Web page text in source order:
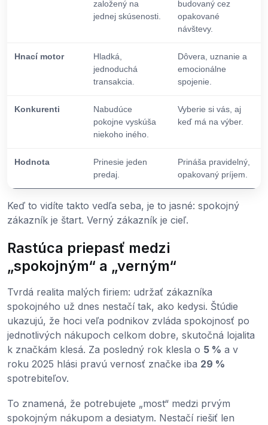
založený na
jednej skúsenosti.
budovaný cez
opakované
návštevy.
Hnací motor
Hladká,
jednoduchá
transakcia.
Dôvera, uznanie a
emocionálne
spojenie.
Konkurenti
Nabudúce
pokojne vyskúša
niekoho iného.
Vyberie si vás, aj
keď má na výber.
Hodnota
Prinesie jeden
predaj.
Prináša pravidelný,
opakovaný príjem.
Keď to vidíte takto vedľa seba, je to jasné: spokojný
zákazník je štart. Verný zákazník je cieľ.
Rastúca priepasť medzi
„spokojným“ a „verným“
Tvrdá realita malých firiem: udržať zákazníka
spokojného už dnes nestačí tak, ako kedysi. Štúdie
ukazujú, že hoci veľa podnikov zvláda spokojnosť po
jednotlivých nákupoch celkom dobre, skutočná lojalita
k značkám klesá. Za posledný rok klesla o 5 % a v
roku 2025 hlási pravú vernosť značke iba 29 %
spotrebiteľov.
To znamená, že potrebujete „most“ medzi prvým
spokojným nákupom a desiatym. Nestačí riešiť len